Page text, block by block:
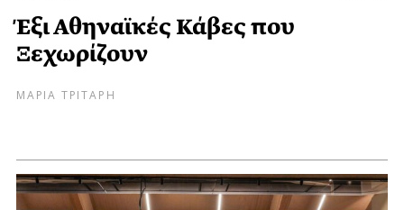
Έξι Αθηναϊκές Κάβες που
Ξεχωρίζουν
ΜΑΡΙΑ ΤΡΙΤΑΡΗ